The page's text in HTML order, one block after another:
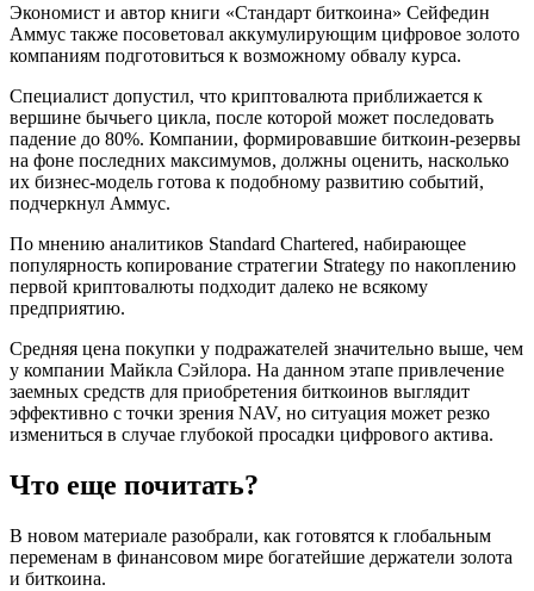
Экономист и автор книги «Стандарт биткоина» Сейфедин
Аммус также посоветовал аккумулирующим цифровое золото
компаниям подготовиться к возможному обвалу курса.
Специалист допустил, что криптовалюта приближается к
вершине бычьего цикла, после которой может последовать
падение до 80%. Компании, формировавшие биткоин-резервы
на фоне последних максимумов, должны оценить, насколько
их бизнес-модель готова к подобному развитию событий,
подчеркнул Аммус.
По мнению аналитиков Standard Chartered, набирающее
популярность копирование стратегии Strategy по накоплению
первой криптовалюты подходит далеко не всякому
предприятию.
Средняя цена покупки у подражателей значительно выше, чем
у компании Майкла Сэйлора. На данном этапе привлечение
заемных средств для приобретения биткоинов выглядит
эффективно с точки зрения NAV, но ситуация может резко
измениться в случае глубокой просадки цифрового актива.
Что еще почитать?
В новом материале разобрали, как готовятся к глобальным
переменам в финансовом мире богатейшие держатели золота
и биткоина.